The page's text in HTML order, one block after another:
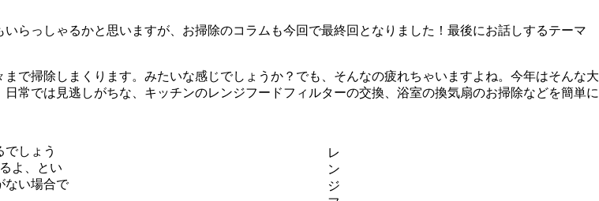
らっしゃるかと思いますが、お掃除のコラムも今回で最終回となりました！最後にお話しするテーマ
で掃除しまくります。みたいな感じでしょうか？でも、そんなの疲れちゃいますよね。今年はそんな大
常では見逃しがちな、キッチンのレンジフードフィルターの交換、浴室の換気扇のお掃除などを簡単に
しょう
よ、とい
ない場合で
レ
ン
ジ